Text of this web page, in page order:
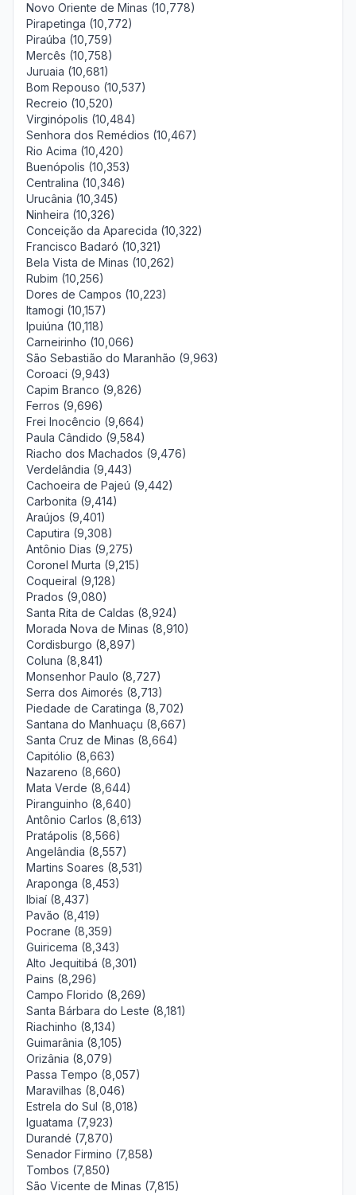
Novo Oriente de Minas (10,778)
Pirapetinga (10,772)
Piraúba (10,759)
Mercês (10,758)
Juruaia (10,681)
Bom Repouso (10,537)
Recreio (10,520)
Virginópolis (10,484)
Senhora dos Remédios (10,467)
Rio Acima (10,420)
Buenópolis (10,353)
Centralina (10,346)
Urucânia (10,345)
Ninheira (10,326)
Conceição da Aparecida (10,322)
Francisco Badaró (10,321)
Bela Vista de Minas (10,262)
Rubim (10,256)
Dores de Campos (10,223)
Itamogi (10,157)
Ipuiúna (10,118)
Carneirinho (10,066)
São Sebastião do Maranhão (9,963)
Coroaci (9,943)
Capim Branco (9,826)
Ferros (9,696)
Frei Inocêncio (9,664)
Paula Cândido (9,584)
Riacho dos Machados (9,476)
Verdelândia (9,443)
Cachoeira de Pajeú (9,442)
Carbonita (9,414)
Araújos (9,401)
Caputira (9,308)
Antônio Dias (9,275)
Coronel Murta (9,215)
Coqueiral (9,128)
Prados (9,080)
Santa Rita de Caldas (8,924)
Morada Nova de Minas (8,910)
Cordisburgo (8,897)
Coluna (8,841)
Monsenhor Paulo (8,727)
Serra dos Aimorés (8,713)
Piedade de Caratinga (8,702)
Santana do Manhuaçu (8,667)
Santa Cruz de Minas (8,664)
Capitólio (8,663)
Nazareno (8,660)
Mata Verde (8,644)
Piranguinho (8,640)
Antônio Carlos (8,613)
Pratápolis (8,566)
Angelândia (8,557)
Martins Soares (8,531)
Araponga (8,453)
Ibiaí (8,437)
Pavão (8,419)
Pocrane (8,359)
Guiricema (8,343)
Alto Jequitibá (8,301)
Pains (8,296)
Campo Florido (8,269)
Santa Bárbara do Leste (8,181)
Riachinho (8,134)
Guimarânia (8,105)
Orizânia (8,079)
Passa Tempo (8,057)
Maravilhas (8,046)
Estrela do Sul (8,018)
Iguatama (7,923)
Durandé (7,870)
Senador Firmino (7,858)
Tombos (7,850)
São Vicente de Minas (7,815)